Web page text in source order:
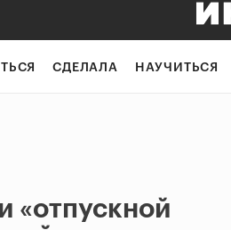
СДЕЛАЛА НАУЧИТЬСЯ
«отпускной